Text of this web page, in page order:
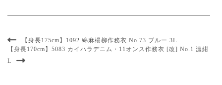
【身長175cm】1092 綿麻楊柳作務衣 No.73 ブルー 3L
【身長170cm】5083 カイハラデニム・11オンス作務衣 [改] No.1 濃紺
L